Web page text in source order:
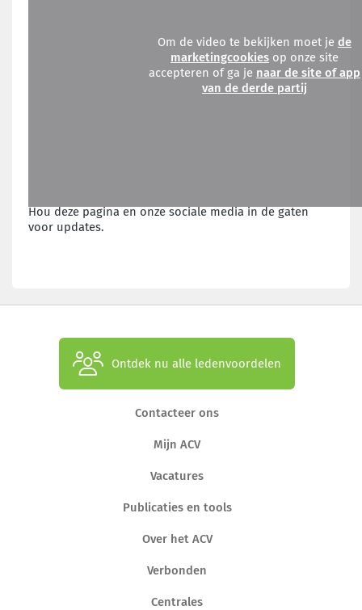
Om de video te bekijken moet je de
marketingcookies op onze site
accepteren of ga je naar de site of app
van de derde partij
Hou deze pagina en onze sociale media in de gaten
voor updates.
Ontdek nu alle ledenvoordelen
Contacteer ons
Mijn ACV
Vacatures
Publicaties en tools
Over het ACV
Verbonden
Centrales